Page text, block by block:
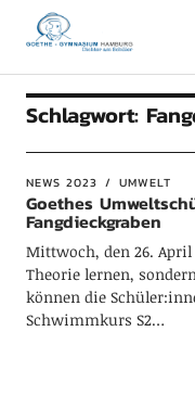
Goethe-
Schlagwort:
NEWS 2023 UMWELT
Goethes
Fangdieckgraben
Mittwoch, den 26.
Theorie lernen,
können die
Schwimmkurs S2…